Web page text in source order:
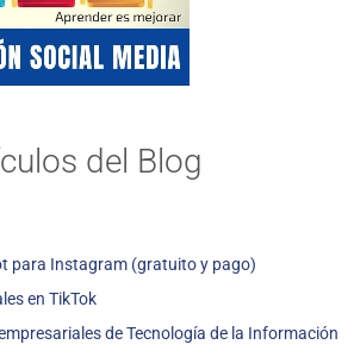
del Blog
para Instagram (gratuito y pago)
en TikTok
de Tecnología de la Información